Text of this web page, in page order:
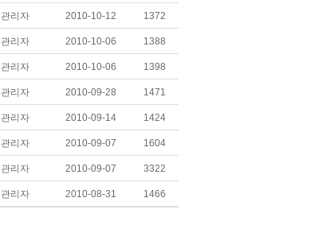
관리자 2010-10-12 1372
관리자 2010-10-06 1388
관리자 2010-10-06 1398
관리자 2010-09-28 1471
관리자 2010-09-14 1424
관리자 2010-09-07 1604
관리자 2010-09-07 3322
관리자 2010-08-31 1466